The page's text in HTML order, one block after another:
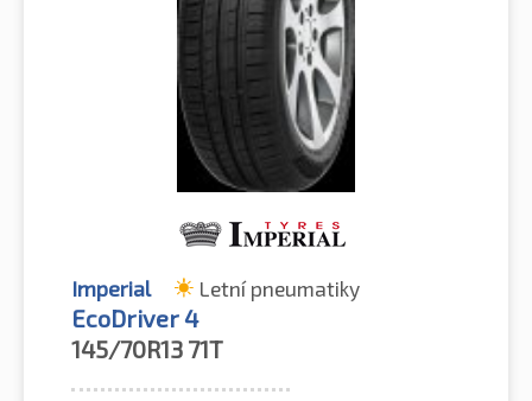
Imperial Letní pneumatiky
EcoDriver 4
145/70R13 71T